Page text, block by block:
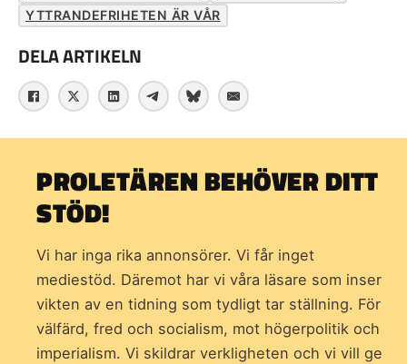
YTTRANDEFRIHETEN ÄR VÅR
DELA ARTIKELN
PROLETÄREN BEHÖVER DITT
STÖD!
Vi har inga rika annonsörer. Vi får inget
mediestöd. Däremot har vi våra läsare som inser
vikten av en tidning som tydligt tar ställning. För
välfärd, fred och socialism, mot högerpolitik och
imperialism. Vi skildrar verkligheten och vi vill ge